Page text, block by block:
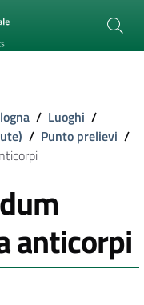
/ Luoghi /
/ Punto prelievi /
anticorpi